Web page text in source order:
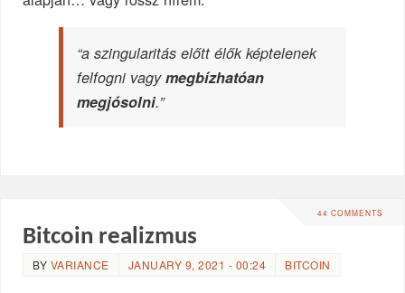
“a szingularitás előtt élők képtelenek
felfogni vagymegbízhatóan
megjósolni.”
44 COMMENTS
Bitcoin realizmus
BY VARIANCE JANUARY 9, 2021 - 00:24 BITCOIN